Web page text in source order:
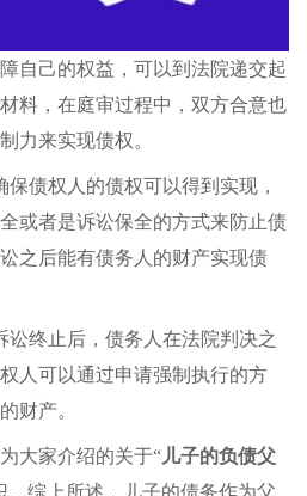
自己的权益，可以到法院递交起
料，在庭审过程中，双方合意也
力来实现债权。
债权人的债权可以得到实现，
或者是诉讼保全的方式来防止债
之后能有债务人的财产实现债
终止后，债务人在法院判决之
人可以通过申请强制执行的方
财产。
家介绍的关于“儿子的负债父
。综上所述，儿子的债务作为父